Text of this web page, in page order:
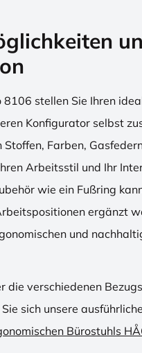
stellen Sie Ihren
Konfigurator selbst
Stoffen, Farben,
Arbeitsstil und Ihr
wie ein Fußring
ergänzt
und
die verschiedenen
sich unsere
Bürostuhls